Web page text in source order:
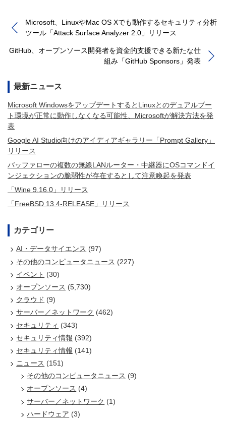
Microsoft、LinuxやMac OS Xでも動作するセキュリティ分析
ツール「Attack Surface Analyzer 2.0」リリース
GitHub、オープンソース開発者を資金的支援できる新たな仕
組み「GitHub Sponsors」発表
最新ニュース
Microsoft WindowsをアップデートするとLinuxとのデュアルブー
ト環境が正常に動作しなくなる可能性、Microsoftが解決方法を発
表
Google AI Studio向けのアイディアギャラリー「Prompt Gallery」
リリース
バッファローの複数の無線LANルーター・中継器にOSコマンドイ
ンジェクションの脆弱性が存在するとして注意喚起を発表
「Wine 9.16.0」リリース
「FreeBSD 13.4-RELEASE」リリース
カテゴリー
AI・データサイエンス (97)
その他のコンピュータニュース (227)
イベント (30)
オープンソース (5,730)
クラウド (9)
サーバー／ネットワーク (462)
セキュリティ (343)
セキュリティ情報 (392)
セキュリティ情報 (141)
ニュース (151)
その他のコンピュータニュース (9)
オープンソース (4)
サーバー／ネットワーク (1)
ハードウェア (3)